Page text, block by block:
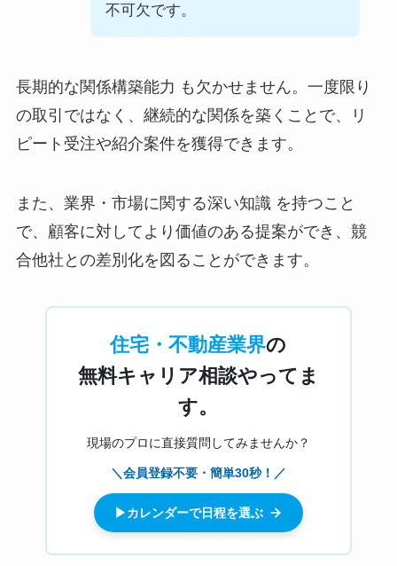
不可欠です。
長期的な関係構築能力 も欠かせません。一度限り
の取引ではなく、継続的な関係を築くことで、リ
ピート受注や紹介案件を獲得できます。
また、業界・市場に関する深い知識 を持つこと
で、顧客に対してより価値のある提案ができ、競
合他社との差別化を図ることができます。
住宅・不動産業界の
無料キャリア相談やってま
す。
現場のプロに直接質問してみませんか？
＼会員登録不要・簡単30秒！／
▶カレンダーで日程を選ぶ